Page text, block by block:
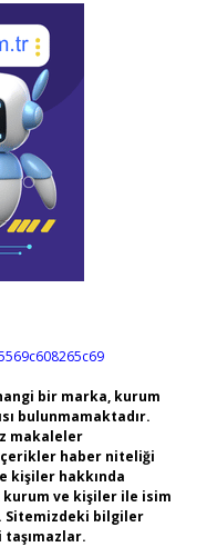
bir marka, kurum
bulunmamaktadır.
makaleler
haber niteliği
kişiler hakkında
kurum ve kişiler ile isim
Sitemizdeki bilgiler